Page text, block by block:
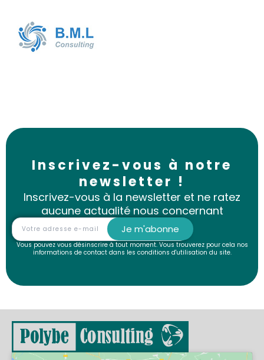
Inscrivez-vous à notre
newsletter !
Inscrivez-vous à la newsletter et ne ratez
aucune actualité nous concernant
Je m'abonne
Vous pouvez vous désinscrire à tout moment. Vous trouverez pour cela nos
informations de contact dans les conditions d'utilisation du site.